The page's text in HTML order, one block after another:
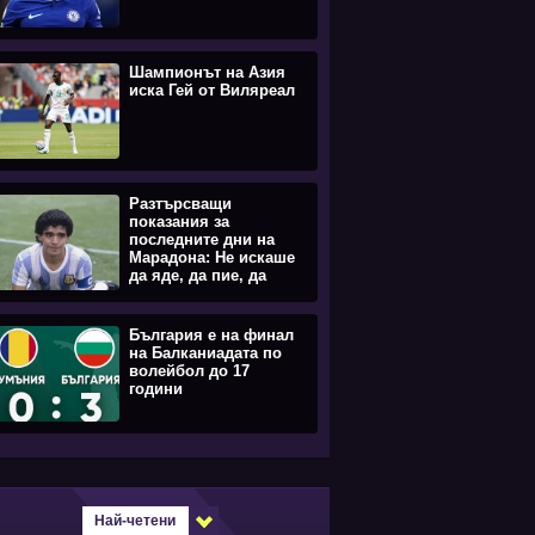
Шампионът на Азия
иска Гей от Виляреал
Разтърсващи
показания за
последните дни на
Марадона: Не искаше
да яде, да пие, да
България е на финал
на Балканиадата по
волейбол до 17
години
Най-четени